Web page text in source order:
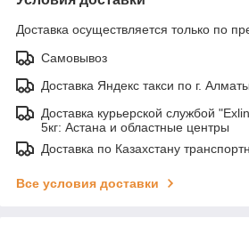
Доставка осуществляется только по
Самовывоз
Доставка Яндекс такси по г. Алматы
Доставка курьерской службой
5кг: Астана и областные центры
Доставка по Казахстану
Все условия доставки